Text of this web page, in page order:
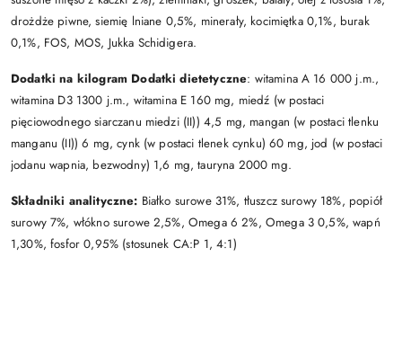
drożdże piwne, siemię lniane 0,5%, minerały, kocimiętka 0,1%, burak
0,1%, FOS, MOS, Jukka Schidigera.
Dodatki na kilogram Dodatki dietetyczne: witamina A 16 000 j.m.,
witamina D3 1300 j.m., witamina E 160 mg, miedź (w postaci
pięciowodnego siarczanu miedzi (II)) 4,5 mg, mangan (w postaci tlenku
manganu (II)) 6 mg, cynk (w postaci tlenek cynku) 60 mg, jod (w postaci
jodanu wapnia, bezwodny) 1,6 mg, tauryna 2000 mg.
Składniki analityczne: Białko surowe 31%, tłuszcz surowy 18%, popiół
surowy 7%, włókno surowe 2,5%, Omega 6 2%, Omega 3 0,5%, wapń
1,30%, fosfor 0,95% (stosunek CA:P 1, 4:1)